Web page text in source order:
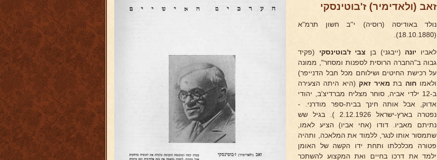
זאב (ולאדימיר) ז'בוטינסקי
נולד באודיסה (רוסיה) י''ב חשון תרמ"א
(18.10.1880).
לאביו יונה (ייבגני) בן צבי ז'בוטינסקי (פקיד
גבוה ב"החברה הרוסית לספנות ומסחר", ממונה
על רכישת החיטים ושילוחם מכל חבל הדנייפר)
ולאמו חוה בתמאיר זאק(היא היתה הצעירה
ב-12 ילדי אביה, סוחר מצליח מברדיצ'ב, יהודי
אדוק, אבל אותה חינך בבית-ספר מודרני. -
נפטרה בארץ-ישראל 2.12.1926 ). בגיל שש
נתיתם מאביו. דודו (אחי אביו) הציע לאמו,
שתמסור אותו לנגר, ללמוד את המלאכה, ותהיה
פטורה מכלכלתו ותחת ידו הקשה של האומן
ילמד את דרכו בחיים ואת המקצוע להשתכר